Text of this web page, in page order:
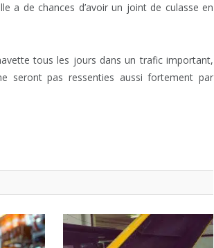
a de chances d’avoir un joint de culasse en
tous les jours dans un trafic important,
seront pas ressenties aussi fortement par